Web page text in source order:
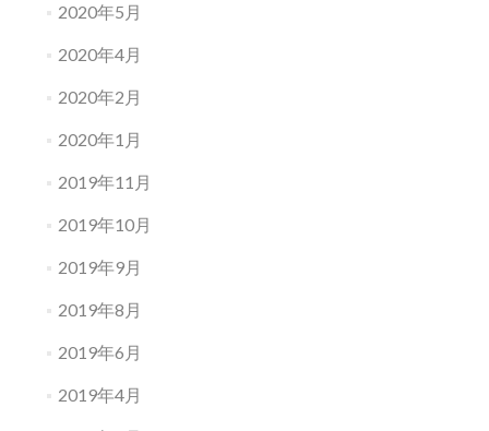
2020年5月
2020年4月
2020年2月
2020年1月
2019年11月
2019年10月
2019年9月
2019年8月
2019年6月
2019年4月